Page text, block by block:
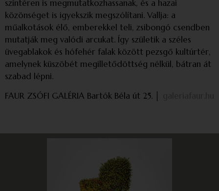
színtéren is megmutatkozhassanak, és a hazai
közönséget is igyekszik megszólítani. Vallja: a
műalkotások élő, emberekkel teli, zsibongó csendben
mutatják meg valódi arcukat. Így születik a széles
üvegablakok és hófehér falak között pezsgő kultúrtér,
amelynek küszöbét megilletődöttség nélkül, bátran át
szabad lépni.
FAUR ZSÓFI GALÉRIA Bartók Béla út 25. │